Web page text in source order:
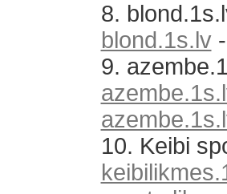
8.
blond.1s.lv
9.
10. Keibi